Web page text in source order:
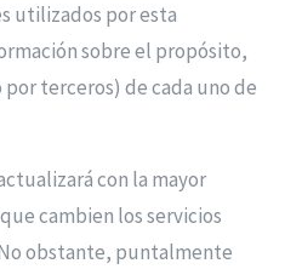
utilizados por esta
sobre el propósito,
terceros) de cada uno de
con la mayor
cambien los servicios
obstante, puntalmente